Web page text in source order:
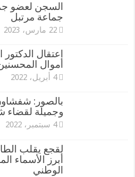
السجن لعضو
جماعة مرتبل
22 مارس، 2023
اعتقال
أموال
4 أبريل، 2022
بالصور:
وجميلة لقضاء
4 سبتمبر، 2022
لقجع يقلب
أبرز الأسماء
الوطني